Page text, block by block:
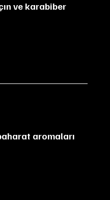
ve karabiber
aromaları